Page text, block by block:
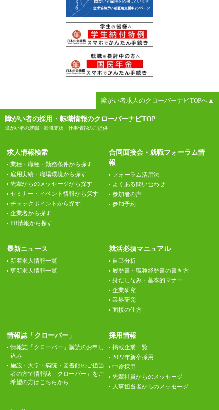
障がい者求人のクローバーナビTOPへ▲
障がい者の採用・転職情報のクローバーナビTOP
障がい者の就職・転職支援・仕事情報のご提供
求人情報検索
業種・職種・勤務条件から探す
雇用実績・職場環境から探す
先輩からのメッセージから探す
セミナー・イベント情報から探す
チェックポイントから探す
企業名から探す
PR情報から探す
合同面接会・就職フォーラム情
報
フォーラム活用法
よくある問い合わせ
参加者の声
参加予約
最新ニュース
新着求人情報一覧
更新求人情報一覧
就活必須マニュアル
自己分析
履歴書・職務経歴書の書き方
身だしなみ・基本的マナー
企業研究
業界研究
面接の仕方
情報誌「クローバー」
情報誌「クローバー」購読のお申し
込み
施設・大学・病院・図書館のご担当
者の方で情報誌「クローバー」をご
希望の方はこちらから
採用情報
掲載企業一覧
2027年新卒採用
中途採用
先輩社員からのメッセージ
人事担当者からのメッセージ